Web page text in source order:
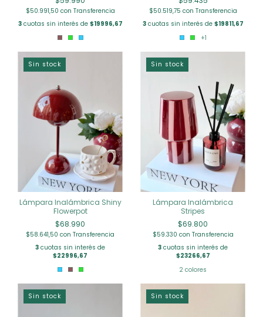
$50.991,50 con Transferencia
3cuotas sin interés de $19996,67
$50.519,75 con Transferencia
3cuotas sin interés de $19811,67
+1
Sin stock
Lámpara Inalámbrica Shiny
Flowerpot
$68.990
$58.641,50 con Transferencia
3 cuotas sin interés de
$22996,67
Sin stock
Lámpara Inalámbrica
Stripes
$69.800
$59.330 con Transferencia
3 cuotas sin interés de
$23266,67
2 colores
Sin stock Sin stock